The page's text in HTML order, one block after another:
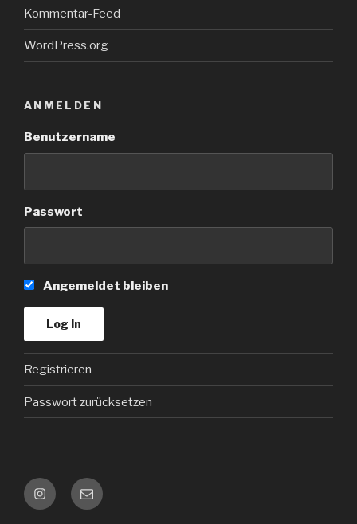
Kommentar-Feed
WordPress.org
ANMELDEN
Benutzername
Passwort
Angemeldet bleiben
Registrieren
Passwort zurücksetzen
InstagramKontakt
e-